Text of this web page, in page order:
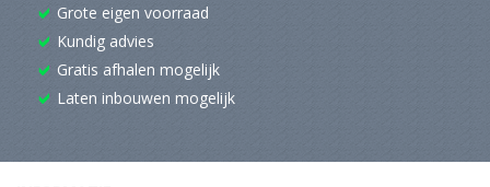
Grote eigen voorraad
Kundig advies
Gratis afhalen mogelijk
Laten inbouwen mogelijk